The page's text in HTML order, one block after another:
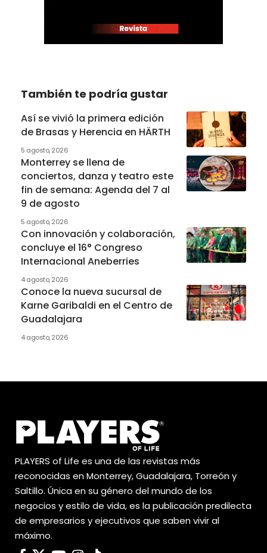
También te podría gustar
Así se vivió la primera edición
de Brasas y Herencia en HÄRTH
5 agosto, 2026
Monterrey se llena de
conciertos, danza y teatro este
fin de semana: Agenda del 7 al
9 de agosto
5 agosto, 2026
Con innovación y colaboración,
concluye el 16° Congreso
Internacional Aneberries
4 agosto, 2026
Conoce la nueva sucursal de
Karne Garibaldi en el Centro de
Guadalajara
4 agosto, 2026
PLAYERS of Life es una de las revistas más
reconocidas en Monterrey, Guadalajara, Torreón y
Saltillo. Única en su género del mundo de los
negocios y estilo de vida, es la publicación predilecta
de empresarios y ejecutivos que saben vivir al
máximo.